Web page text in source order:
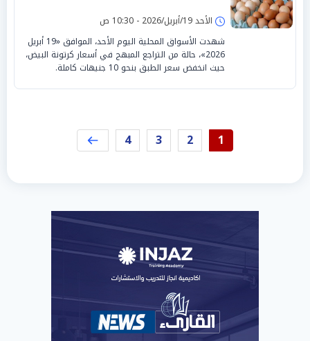
الأحد 19/أبريل/2026 - 10:30 ص
شهدت الأسواق المحلية اليوم الأحد، الموافق «19 أبريل
2026»، حالة من التراجع المبهج في أسعار كرتونة البيض،
حيث انخفض سعر الطبق بنحو 10 جنيهات كاملة.
1
2
3
4